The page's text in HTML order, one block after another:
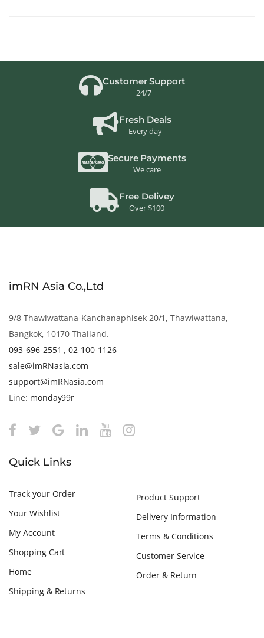
Customer Support
24/7
Fresh Deals
Every day
Secure Payments
We care
Free Delivey
Over $100
imRN Asia Co.,Ltd
9/8 Thawiwattana-Kanchanaphisek 20/1, Thawiwattana,
Bangkok, 10170 Thailand.
093-696-2551 ,02-100-1126
sale@imRNasia.com
support@imRNasia.com
Line: monday99r
Quick Links
Track your Order
Your Wishlist
My Account
Shopping Cart
Home
Shipping & Returns
Product Support
Delivery Information
Terms & Conditions
Customer Service
Order & Return